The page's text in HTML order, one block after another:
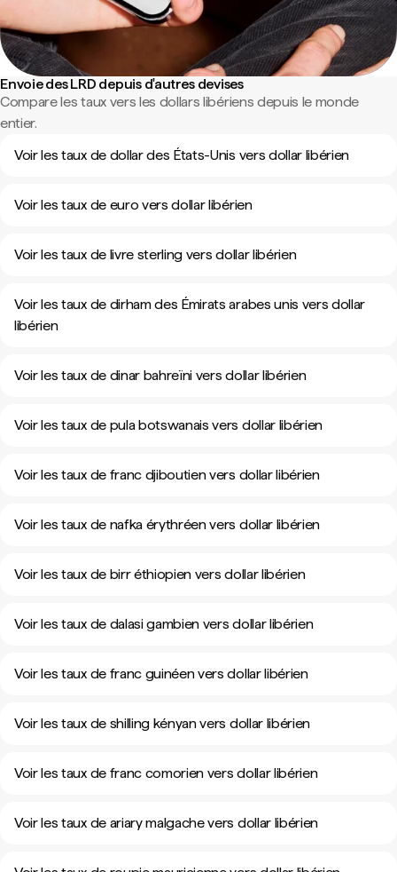
Envoie des LRD depuis d'autres devises
Compare les taux vers les dollars libériens depuis le monde
entier.
Voir les taux de dollar des États-Unis vers dollar libérien
Voir les taux de euro vers dollar libérien
Voir les taux de livre sterling vers dollar libérien
Voir les taux de dirham des Émirats arabes unis vers dollar
libérien
Voir les taux de dinar bahreïni vers dollar libérien
Voir les taux de pula botswanais vers dollar libérien
Voir les taux de franc djiboutien vers dollar libérien
Voir les taux de nafka érythréen vers dollar libérien
Voir les taux de birr éthiopien vers dollar libérien
Voir les taux de dalasi gambien vers dollar libérien
Voir les taux de franc guinéen vers dollar libérien
Voir les taux de shilling kényan vers dollar libérien
Voir les taux de franc comorien vers dollar libérien
Voir les taux de ariary malgache vers dollar libérien